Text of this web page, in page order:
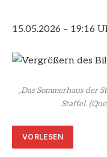
15.05.2026 – 19:16
„Das Sommerhaus der
Staffel.
VORLESEN